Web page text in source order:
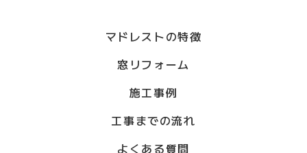
マドレストの特徴
窓リフォーム
施工事例
工事までの流れ
よくある質問